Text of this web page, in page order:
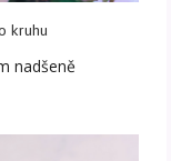
kruhu
nadšeně